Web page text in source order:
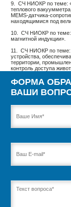
9. СЧ НИОКР по теме:
теплового
MEMS-датчика-
находящимися под
10. СЧ НИОКР по теме:
магнитной индукции».
11. СЧ НИОКР по теме:
устройства,
территории,
контроль доступа
ФОРМА
ВАШИ